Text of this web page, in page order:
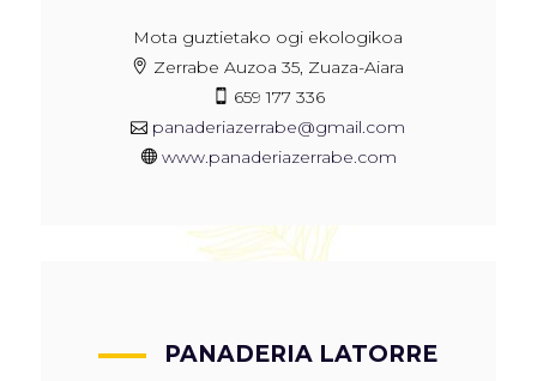
Mota guztietako ogi ekologikoa
Zerrabe Auzoa 35, Zuaza-Aiara
659 177 336
panaderiazerrabe@gmail.com
www.panaderiazerrabe.com
PANADERIA LATORRE